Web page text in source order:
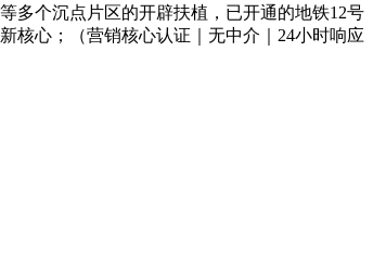
多个沉点片区的开辟扶植，已开通的地铁12号
核心；（营销核心认证｜无中介｜24小时响应